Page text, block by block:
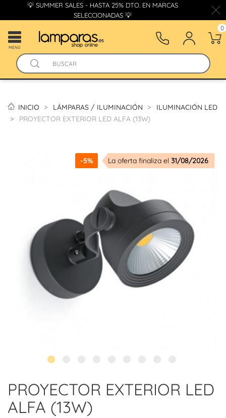
💡 SUMMER SALES - HASTA 25% DTO. EN MARCAS
SELECCIONADAS 💡
MENÚ
0
INICIO LÁMPARAS / ILUMINACIÓN
ILUMINACIÓN LED
PROYECTOR EXTERIOR LED ALFA (13W)
-5% La oferta finaliza el 31/08/2026
PROYECTOR EXTERIOR LED
ALFA (13W)